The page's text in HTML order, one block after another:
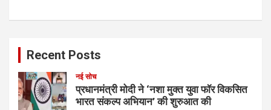
Recent Posts
नई सोच
प्रधानमंत्री मोदी ने ‘नशा मुक्त युवा फॉर विकसित
भारत संकल्प अभियान’ की शुरुआत की